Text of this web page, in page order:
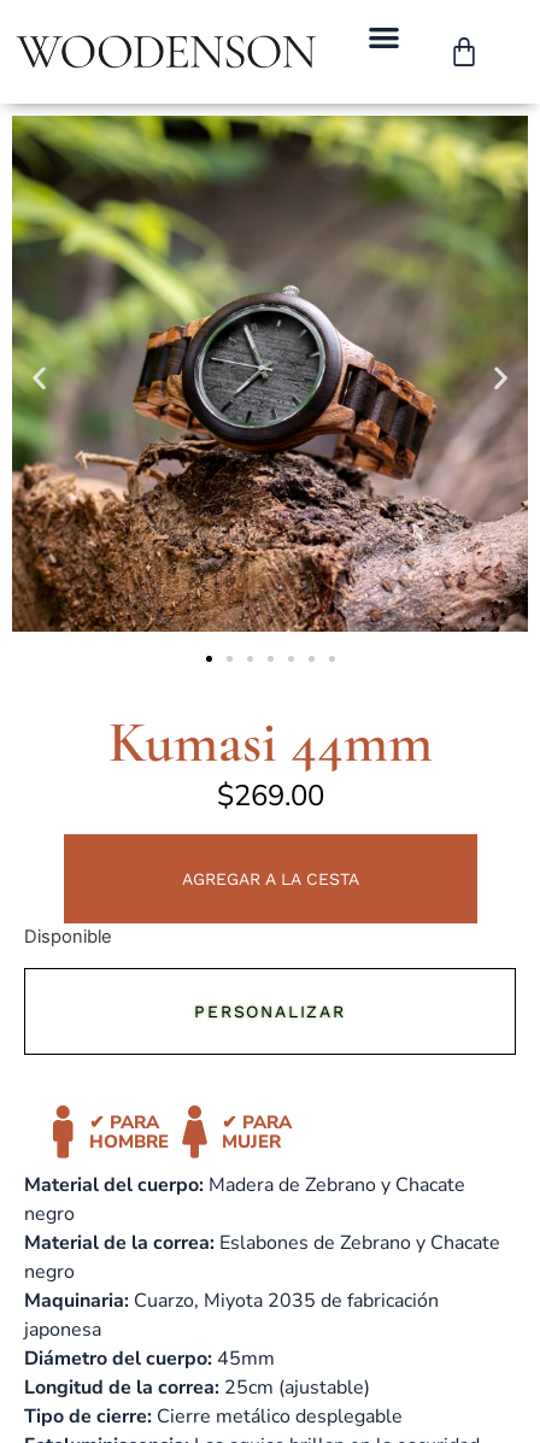
Kumasi 44mm
$269.00
AGREGAR A LA CESTA
Disponible
PERSONALIZAR
✔ PARA
HOMBRE
✔ PARA
MUJER
Material del cuerpo: Maderade Zebrano y Chacate
negro
Material de la correa: Eslabones de Zebrano y Chacate
negro
Maquinaria: Cuarzo, Miyota 2035 de fabricación
japonesa
Diámetro del cuerpo: 45mm
Longitud de la correa: 25cm (ajustable)
Tipo de cierre: Cierre metálico desplegable